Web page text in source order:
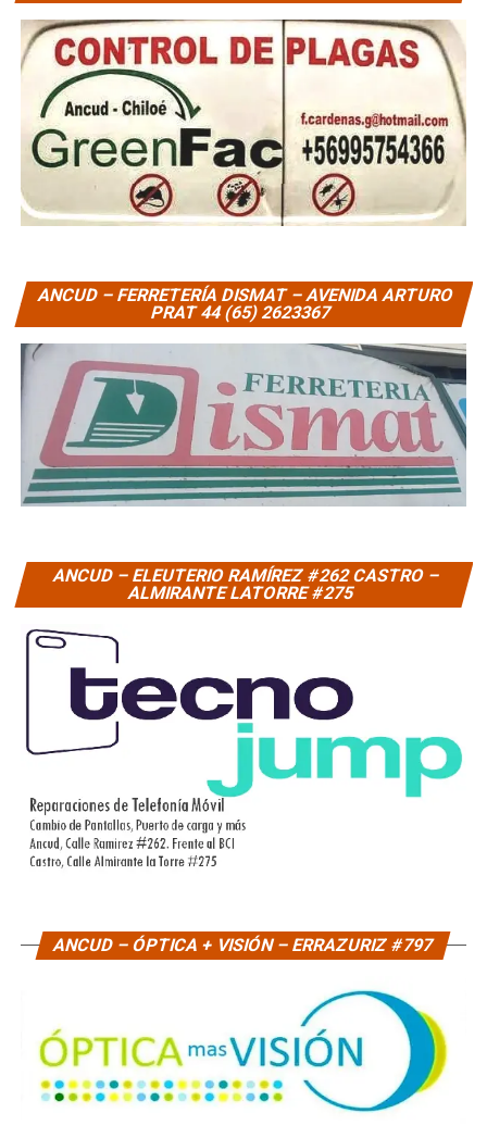
ANCUD – FERRETERÍA DISMAT – AVENIDA ARTURO
PRAT 44 (65) 2623367
ANCUD – ELEUTERIO RAMÍREZ #262 CASTRO –
ALMIRANTE LATORRE #275
ANCUD – ÓPTICA + VISIÓN – ERRAZURIZ #797